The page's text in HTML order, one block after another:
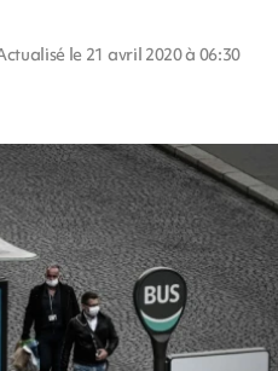
le 21 avril 2020 à 06:30